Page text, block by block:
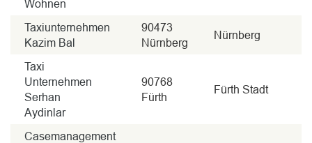
Wohnen
Taxiunternehmen
Kazim Bal
90473
Nürnberg
Nürnberg
Taxi
Unternehmen
Serhan
Aydinlar
90768
Fürth
Fürth Stadt
Casemanagement